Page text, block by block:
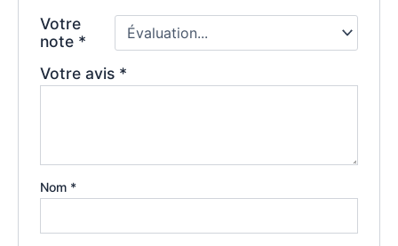
Votre
note *
Votre avis *
Nom *